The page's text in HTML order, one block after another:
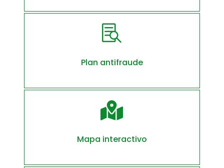

Plan antifraude

Mapa interactivo